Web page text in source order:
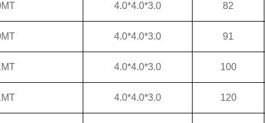
4.0*4.0*3.0 82
4.0*4.0*3.0 91
4.0*4.0*3.0 100
4.0*4.0*3.0 120